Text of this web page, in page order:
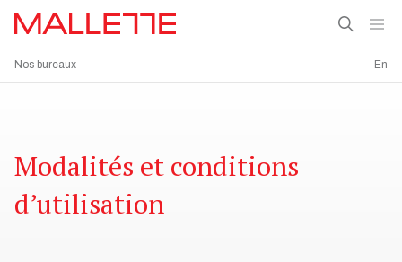
Nos bureaux En
Modalités et conditions
d’utilisation